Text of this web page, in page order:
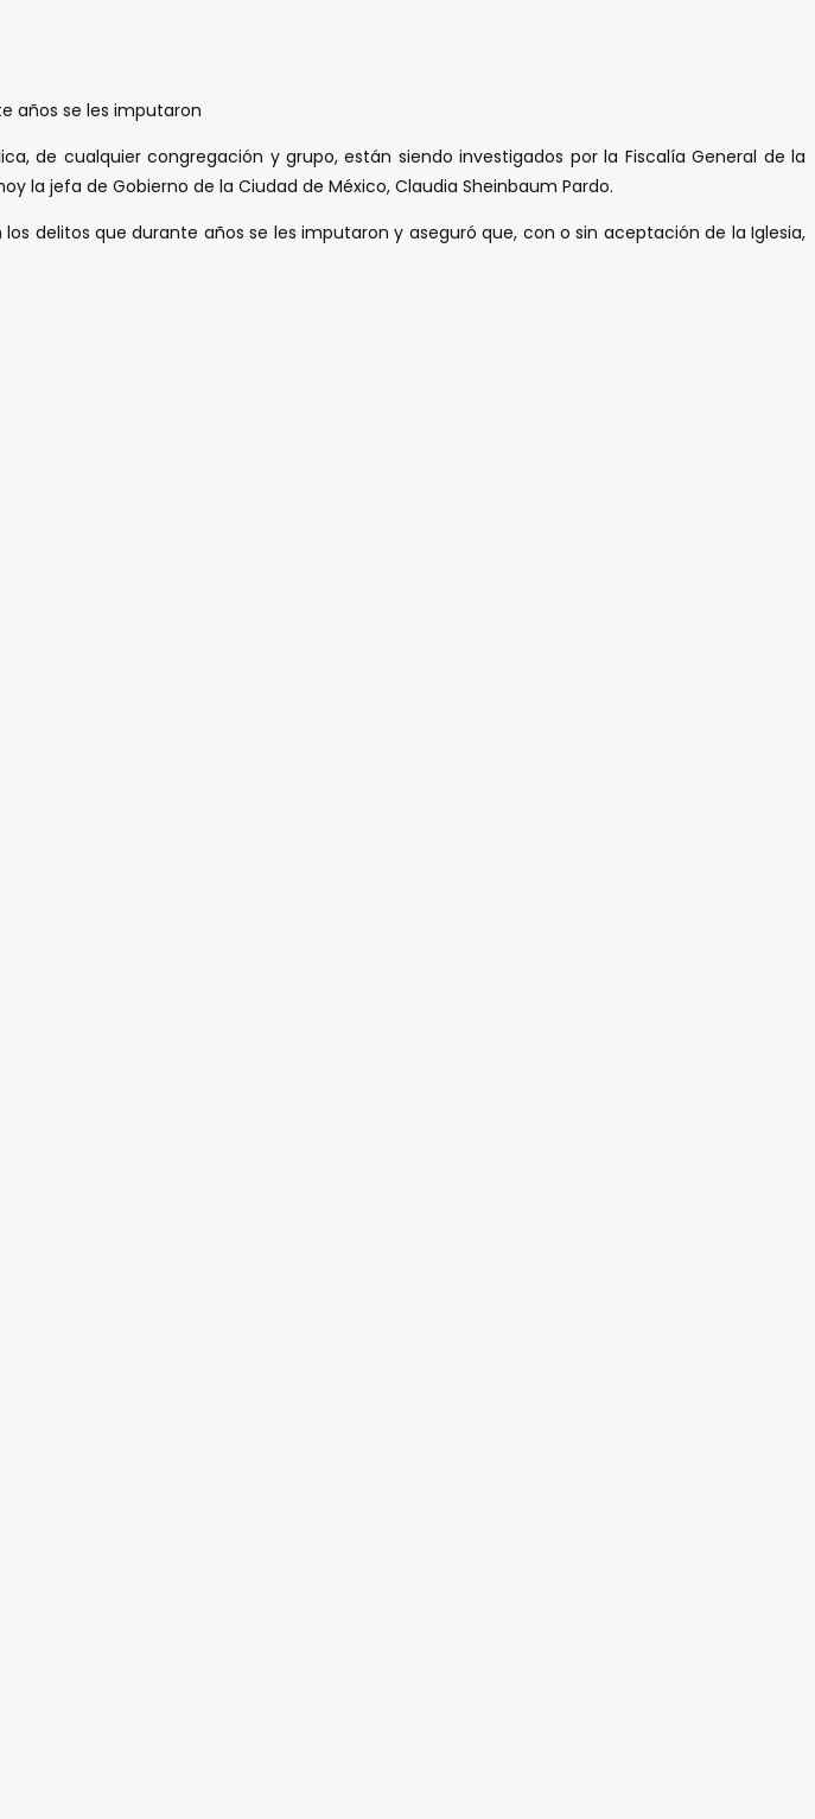
años se les imputaron
de cualquier congregación y grupo, están siendo investigados por la Fiscalía General de la
la jefa de Gobierno de la Ciudad de México, Claudia Sheinbaum Pardo.
delitos que durante años se les imputaron y aseguró que, con o sin aceptación de la Iglesia,